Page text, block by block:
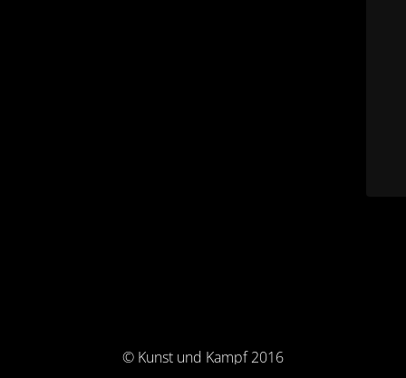
© Kunst und Kampf 2016